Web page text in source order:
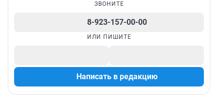
ЗВОНИТЕ
8-923-157-00-00
ИЛИ ПИШИТЕ
Написать в редакцию